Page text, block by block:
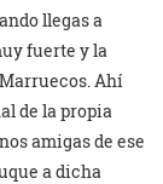
llegas a
fuerte y la
Ahí
de la propia
amigas de ese
a dicha